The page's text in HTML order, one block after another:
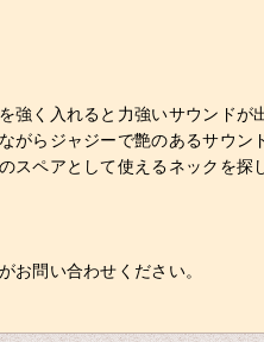
く入れると力強いサウンド
らジャジーで艶のあるサウ
ペアとして使えるネックを探
お問い合わせください。